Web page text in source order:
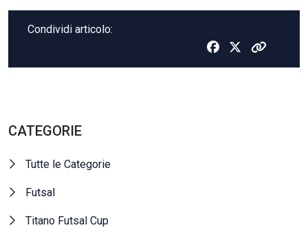
Condividi articolo:
CATEGORIE
Tutte le Categorie
Futsal
Titano Futsal Cup